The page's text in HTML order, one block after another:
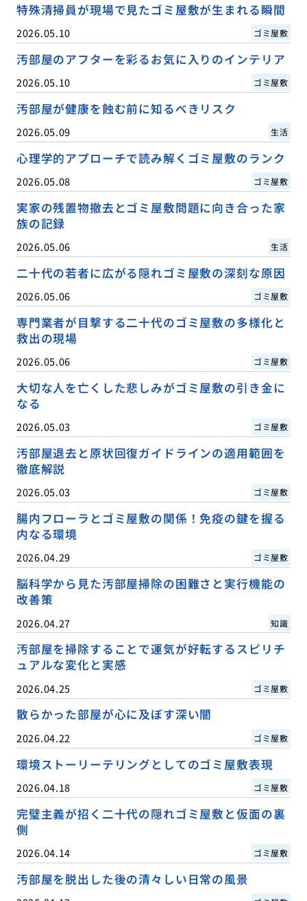
特殊清掃員が現場で見たゴミ屋敷が生まれる瞬間
2026.05.10 ゴミ屋敷
汚部屋のアフターを彩るお気に入りのインテリア
2026.05.10 ゴミ屋敷
汚部屋が健康を蝕む前に知るべきリスク
2026.05.09 生活
心理学的アプローチで読み解くゴミ屋敷のランク
2026.05.08 ゴミ屋敷
実家の残置物撤去とゴミ屋敷問題に向き合った家
族の記録
2026.05.06 生活
二十代の若者に広がる隠れゴミ屋敷の深刻な原因
2026.05.06 ゴミ屋敷
専門業者が目撃する二十代のゴミ屋敷の多様化と
救出の現場
2026.05.06 ゴミ屋敷
大切な人を亡くした悲しみがゴミ屋敷の引き金に
なる
2026.05.03 ゴミ屋敷
汚部屋退去と原状回復ガイドラインの適用範囲を
徹底解説
2026.05.03 ゴミ屋敷
腸内フローラとゴミ屋敷の関係！免疫の鍵を握る
内なる環境
2026.04.29 ゴミ屋敷
脳科学から見た汚部屋掃除の困難さと実行機能の
改善策
2026.04.27 知識
汚部屋を掃除することで運気が好転するスピリチ
ュアルな変化と実感
2026.04.25 ゴミ屋敷
散らかった部屋が心に及ぼす深い闇
2026.04.22 ゴミ屋敷
環境ストーリーテリングとしてのゴミ屋敷表現
2026.04.18 ゴミ屋敷
完璧主義が招く二十代の隠れゴミ屋敷と仮面の裏
側
2026.04.14 ゴミ屋敷
汚部屋を脱出した後の清々しい日常の風景